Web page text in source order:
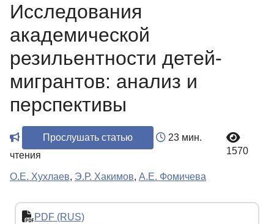
Исследования
академической
резильентности детей-
мигрантов: анализ и
перспективы
Прослушать статью
23 мин.
чтения
1570
О.Е. Хухлаев, Э.Р. Хакимов, А.Е. Фомичева
PDF (RUS)